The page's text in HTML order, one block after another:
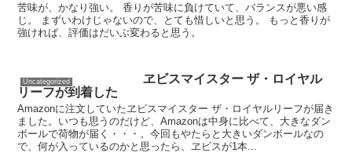
苦味が、かなり強い。 香りが苦味に負けていて、バランスが悪い感
じ。 まずいわけじゃないので、とても惜しいと思う。 もっと香りが
強ければ、評価はだいぶ変わると思う。
Uncategorized
ヱビスマイスター ザ・ロイヤル
リーフが到着した
Amazonに注文していたヱビスマイスター ザ・ロイヤルリーフが届き
ました。いつも思うのだけど、Amazonは中身に比べて、大きなダン
ボールで荷物が届く・・・。今回もやたらと大きいダンボールなの
で、何が入っているのかと思ったら、ヱビスが1本...